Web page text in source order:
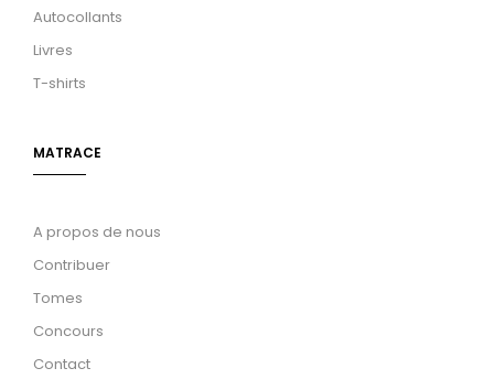
Autocollants
Livres
T-shirts
MATRACE
A propos de nous
Contribuer
Tomes
Concours
Contact